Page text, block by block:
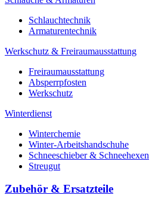
Schlauchtechnik
Armaturentechnik
Werkschutz & Freiraumausstattung
Freiraumausstattung
Absperrpfosten
Werkschutz
Winterdienst
Winterchemie
Winter-Arbeitshandschuhe
Schneeschieber & Schneehexen
Streugut
Zubehör & Ersatzteile